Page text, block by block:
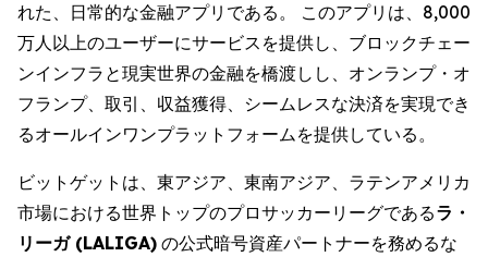
れた、日常的な金融アプリである。 このアプリは、8,000
万人以上のユーザーにサービスを提供し、ブロックチェー
ンインフラと現実世界の金融を橋渡しし、オンランプ・オ
フランプ、取引、収益獲得、シームレスな決済を実現でき
るオールインワンプラットフォームを提供している。
ビットゲットは、東アジア、東南アジア、ラテンアメリカ
市場における世界トップのプロサッカーリーグであるラ・
リーガ (LALIGA) の公式暗号資産パートナーを務めるな